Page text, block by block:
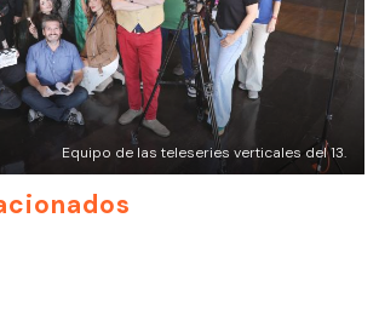
Equipo de las teleseries verticales del 13.